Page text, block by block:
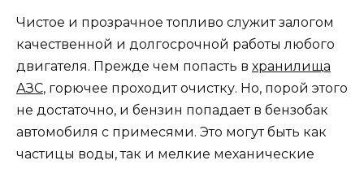
Чистое и прозрачное топливо служит залогом
качественной и долгосрочной работы любого
двигателя. Прежде чем попасть в хранилища
АЗС, горючее проходит очистку. Но, порой этого
не достаточно, и бензин попадает в бензобак
автомобиля с примесями. Это могут быть как
частицы воды, так и мелкие механические